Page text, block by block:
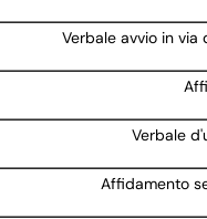
Verbale avvio in
Verbale
Affidamento